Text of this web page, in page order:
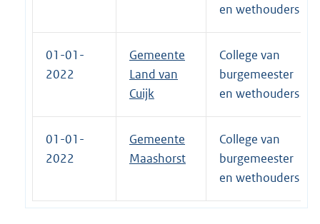
en wethouders
01-01-
2022
Gemeente
Land van
Cuijk
College van
burgemeester
en wethouders
01-01-
2022
Gemeente
Maashorst
College van
burgemeester
en wethouders